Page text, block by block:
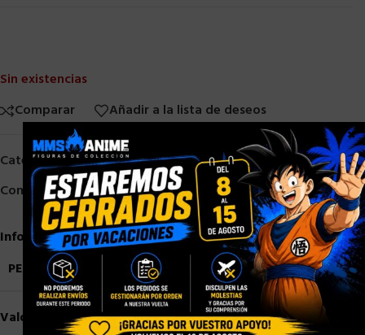
Sin existencias
Comparar
Añadir a la lista de deseos
Categorías:Diamond Select,Otros
Compartir:
Información adicional
PESO
1,5 kg
Valoraciones (0)
×